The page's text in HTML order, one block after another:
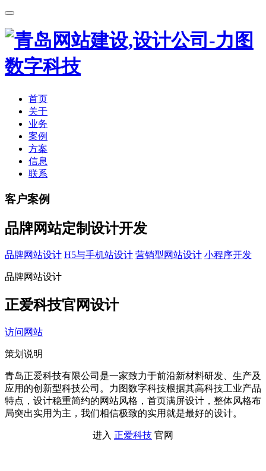
首页
关于
业务
案例
方案
信息
联系
客户案例
品牌网站定制设计开发
品牌网站设计 H5与手机站设计 营销型网站设计 小程序开发
品牌网站设计
正爱科技官网设计
访问网站
策划说明
青岛正爱科技有限公司是一家致力于前沿新材料研发、生产及
应用的创新型科技公司。力图数字科技根据其高科技工业产品
特点，设计稳重简约的网站风格，首页满屏设计，整体风格布
局突出实用为主，我们相信极致的实用就是最好的设计。
进入 正爱科技 官网